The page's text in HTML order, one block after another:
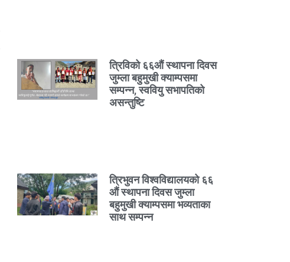
त्रिविको ६६औं स्थापना दिवस
जुम्ला बहुमुखी क्याम्पसमा
सम्पन्न, स्ववियु सभापतिको
असन्तुष्टि
त्रिभुवन विश्वविद्यालयको ६६
औं स्थापना दिवस जुम्ला
बहुमुखी क्याम्पसमा भव्यताका
साथ सम्पन्न